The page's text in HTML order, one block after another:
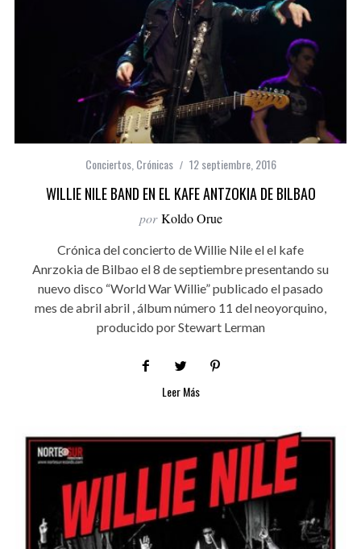
Conciertos, Crónicas 12 septiembre, 2016
WILLIE NILE BAND EN EL KAFE ANTZOKIA DE BILBAO
por Koldo Orue
Crónica del concierto de Willie Nile el el kafe
Anrzokia de Bilbao el 8 de septiembre presentando su
nuevo disco “World War Willie” publicado el pasado
mes de abril abril , álbum número 11 del neoyorquino,
producido por Stewart Lerman
Leer Más